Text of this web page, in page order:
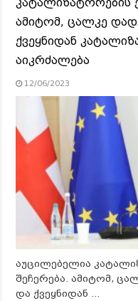
კატალიზატორების
ამიტომ, ცალკე
ქვეყნიდან
აიკრძალება
12/06/2023
აუცილებელია
შეჩერება. ამიტომ,
და ქვეყნიდან …